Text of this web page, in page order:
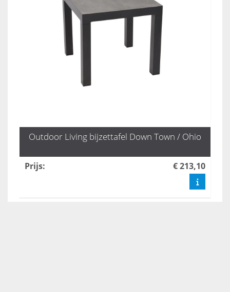
Outdoor Living bijzettafel Down Town / Ohio
Prijs: € 213,10